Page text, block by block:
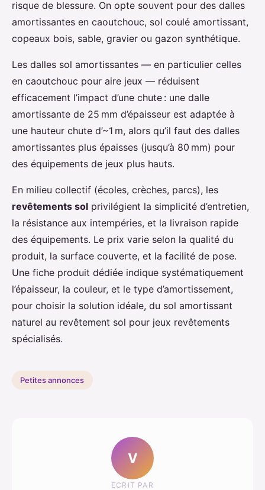
risque de blessure. On opte souvent pour des dalles
amortissantes en caoutchouc, sol coulé amortissant,
copeaux bois, sable, gravier ou gazon synthétique.
Les dalles sol amortissantes — en particulier celles
en caoutchouc pour aire jeux — réduisent
efficacement l’impact d’une chute : une dalle
amortissante de 25 mm d’épaisseur est adaptée à
une hauteur chute d’~1 m, alors qu’il faut des dalles
amortissantes plus épaisses (jusqu’à 80 mm) pour
des équipements de jeux plus hauts.
En milieu collectif (écoles, crèches, parcs), les
revêtements sol privilégient la simplicité d’entretien,
la résistance aux intempéries, et la livraison rapide
des équipements. Le prix varie selon la qualité du
produit, la surface couverte, et la facilité de pose.
Une fiche produit dédiée indique systématiquement
l’épaisseur, la couleur, et le type d’amortissement,
pour choisir la solution idéale, du sol amortissant
naturel au revêtement sol pour jeux revêtements
spécialisés.
Petites annonces
V
ECRIT PAR